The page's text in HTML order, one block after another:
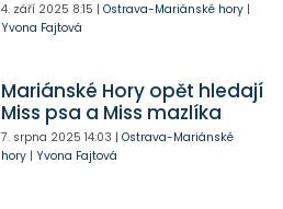
4. září 2025 8:15 | Ostrava-Mariánské hory|
Yvona Fajtová
Mariánské Hory opět hledají
Miss psa a Miss mazlíka
7. srpna 2025 14:03 | Ostrava-Mariánské
hory| Yvona Fajtová